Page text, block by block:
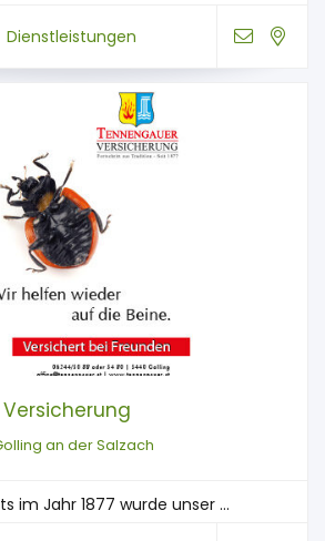
Dienstleistungen
an der Salzach
im Jahr 1877 wurde unser ...